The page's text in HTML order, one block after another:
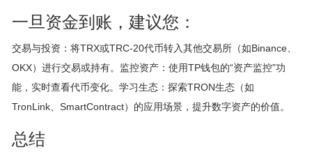
一旦资金到账，建议您：
交易与投资：将TRX或TRC-20代币转入其他交易所（如Binance、
OKX）进行交易或持有。监控资产：使用TP钱包的“资产监控”功
能，实时查看代币变化。学习生态：探索TRON生态（如
TronLink、SmartContract）的应用场景，提升数字资产的价值。
总结